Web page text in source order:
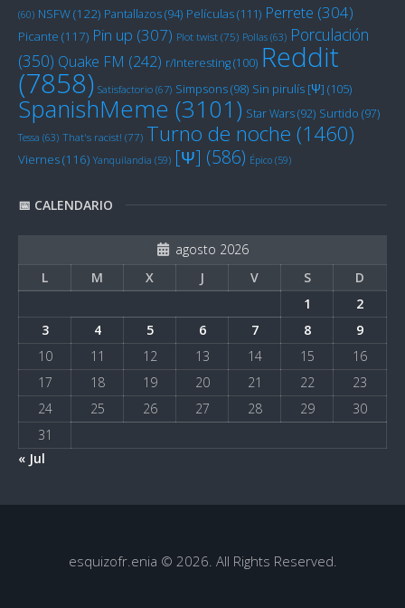
(60) NSFW(122) Pantallazos(94) Películas(111) Perrete (304)
Picante (117) Pin up (307) Plot twist (75) Pollas (63) Porculación
(350) Quake FM (242) r/Interesting(100) Reddit
(7858) Satisfactorio (67) Simpsons(98) Sin pirulís [Ψ] (105)
SpanishMeme (3101) Star Wars(92) Surtido (97)
Tessa (63) That's racist! (77) Turno de noche (1460)
Viernes(116) Yanquilandia (59) [Ψ] (586) Épico (59)
📅 CALENDARIO
agosto 2026
L
M X J V S
D
1
2
3
4 5 6 7 8
9
10
11 12 13 14 15
16
17
18 19 20 21 22
23
24
25 26 27 28 29
30
31
« Jul
esquizofr.enia © 2026. All Rights Reserved.